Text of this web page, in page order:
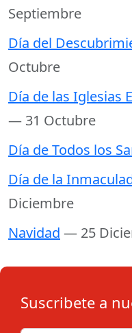
Septiembre
Día del
Octubre
Día de las Iglesias
— 31 Octubre
Día de Todos los
Día de la
Diciembre
Navidad — 25
Suscribete a